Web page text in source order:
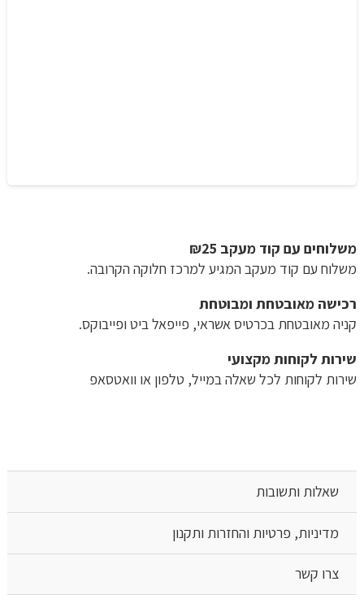
משלוחים עם קוד מעקב ₪25
משלוח​ עם קוד מעקב המגיע למרכז חלוקה הקרובה.
רכישה​ ​מאובטחת ומבוטחת
קניה מאובטחת בכרטיס אשראי, פייפאל ביט ופייבוקס.
שירות לקוחות מקצועי
שירות לקוחות לכל שאלה במייל, טלפון או וואטסאפ
שאלות ותשובות
מדיניות, פרטיות והחזרות ותקנון
צרו קשר